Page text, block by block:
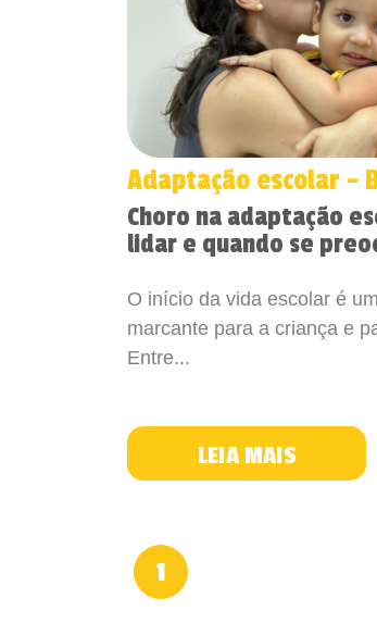
Adaptação escolar -
Choro na adaptação
lidar e quando se
O início da vida escolar é
marcante para a criança e
Entre...
LEIA MAIS
1